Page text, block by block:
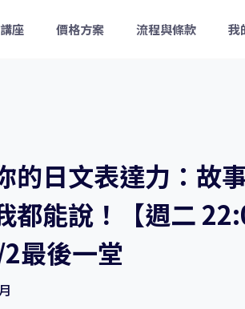
座 價格方案 流程與條款 我
的日文表達力：故
都能說！【週二
最後一堂